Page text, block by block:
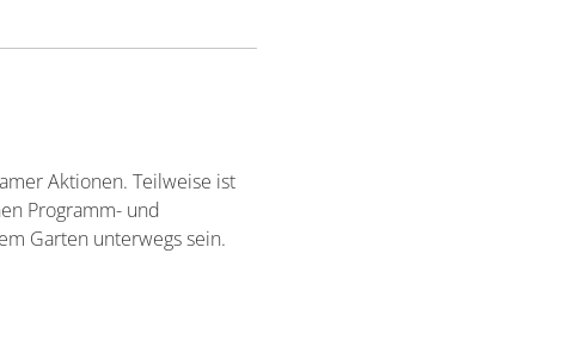
Aktionen. Teilweise ist
Programm- und
Garten unterwegs sein.